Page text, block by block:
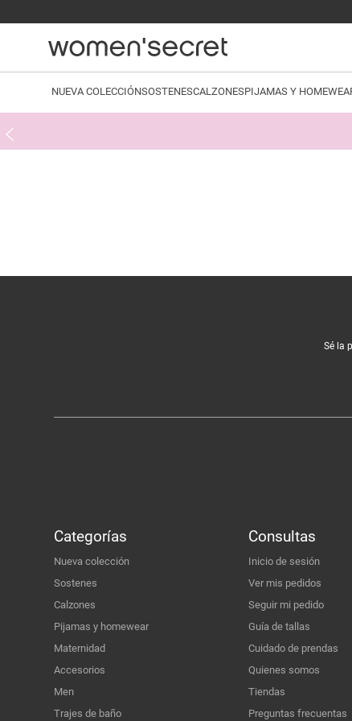
NUEVA COLECCIÓNSOSTENESCALZONESPIJAMAS Y
Sé la
Categorías
Nueva colección
Sostenes
Calzones
Pijamas y homewear
Maternidad
Accesorios
Men
Trajes de baño
Consultas
Inicio de sesión
Ver mis pedidos
Seguir mi pedido
Guía de tallas
Cuidado de prendas
Quienes somos
Tiendas
Preguntas frecuentas